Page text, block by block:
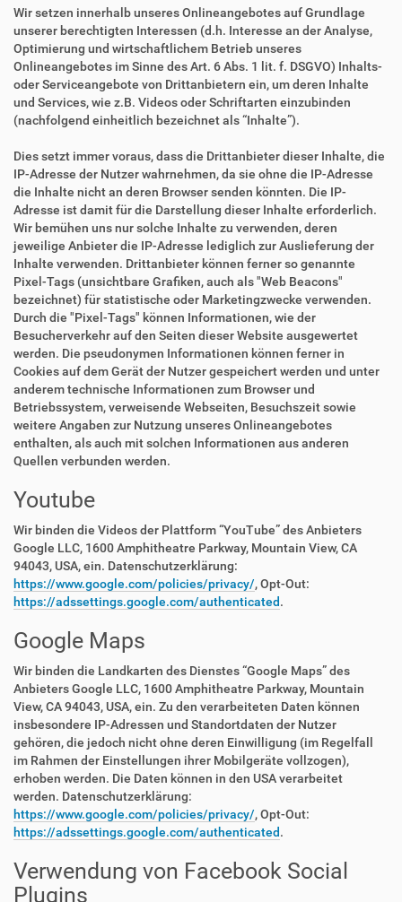
Wir setzen innerhalb unseres Onlineangebotes auf Grundlage
unserer berechtigten Interessen (d.h. Interesse an der Analyse,
Optimierung und wirtschaftlichem Betrieb unseres
Onlineangebotes im Sinne des Art. 6 Abs. 1 lit. f. DSGVO) Inhalts-
oder Serviceangebote von Drittanbietern ein, um deren Inhalte
und Services, wie z.B. Videos oder Schriftarten einzubinden
(nachfolgend einheitlich bezeichnet als “Inhalte”).
Dies setzt immer voraus, dass die Drittanbieter dieser Inhalte, die
IP-Adresse der Nutzer wahrnehmen, da sie ohne die IP-Adresse
die Inhalte nicht an deren Browser senden könnten. Die IP-
Adresse ist damit für die Darstellung dieser Inhalte erforderlich.
Wir bemühen uns nur solche Inhalte zu verwenden, deren
jeweilige Anbieter die IP-Adresse lediglich zur Auslieferung der
Inhalte verwenden. Drittanbieter können ferner so genannte
Pixel-Tags (unsichtbare Grafiken, auch als "Web Beacons"
bezeichnet) für statistische oder Marketingzwecke verwenden.
Durch die "Pixel-Tags" können Informationen, wie der
Besucherverkehr auf den Seiten dieser Website ausgewertet
werden. Die pseudonymen Informationen können ferner in
Cookies auf dem Gerät der Nutzer gespeichert werden und unter
anderem technische Informationen zum Browser und
Betriebssystem, verweisende Webseiten, Besuchszeit sowie
weitere Angaben zur Nutzung unseres Onlineangebotes
enthalten, als auch mit solchen Informationen aus anderen
Quellen verbunden werden.
Youtube
Wir binden die Videos der Plattform “YouTube” des Anbieters
Google LLC, 1600 Amphitheatre Parkway, Mountain View, CA
94043, USA, ein. Datenschutzerklärung:
https://www.google.com/policies/privacy/, Opt-Out:
https://adssettings.google.com/authenticated.
Google Maps
Wir binden die Landkarten des Dienstes “Google Maps” des
Anbieters Google LLC, 1600 Amphitheatre Parkway, Mountain
View, CA 94043, USA, ein. Zu den verarbeiteten Daten können
insbesondere IP-Adressen und Standortdaten der Nutzer
gehören, die jedoch nicht ohne deren Einwilligung (im Regelfall
im Rahmen der Einstellungen ihrer Mobilgeräte vollzogen),
erhoben werden. Die Daten können in den USA verarbeitet
werden. Datenschutzerklärung:
https://www.google.com/policies/privacy/, Opt-Out:
https://adssettings.google.com/authenticated.
Verwendung von Facebook Social
Plugins